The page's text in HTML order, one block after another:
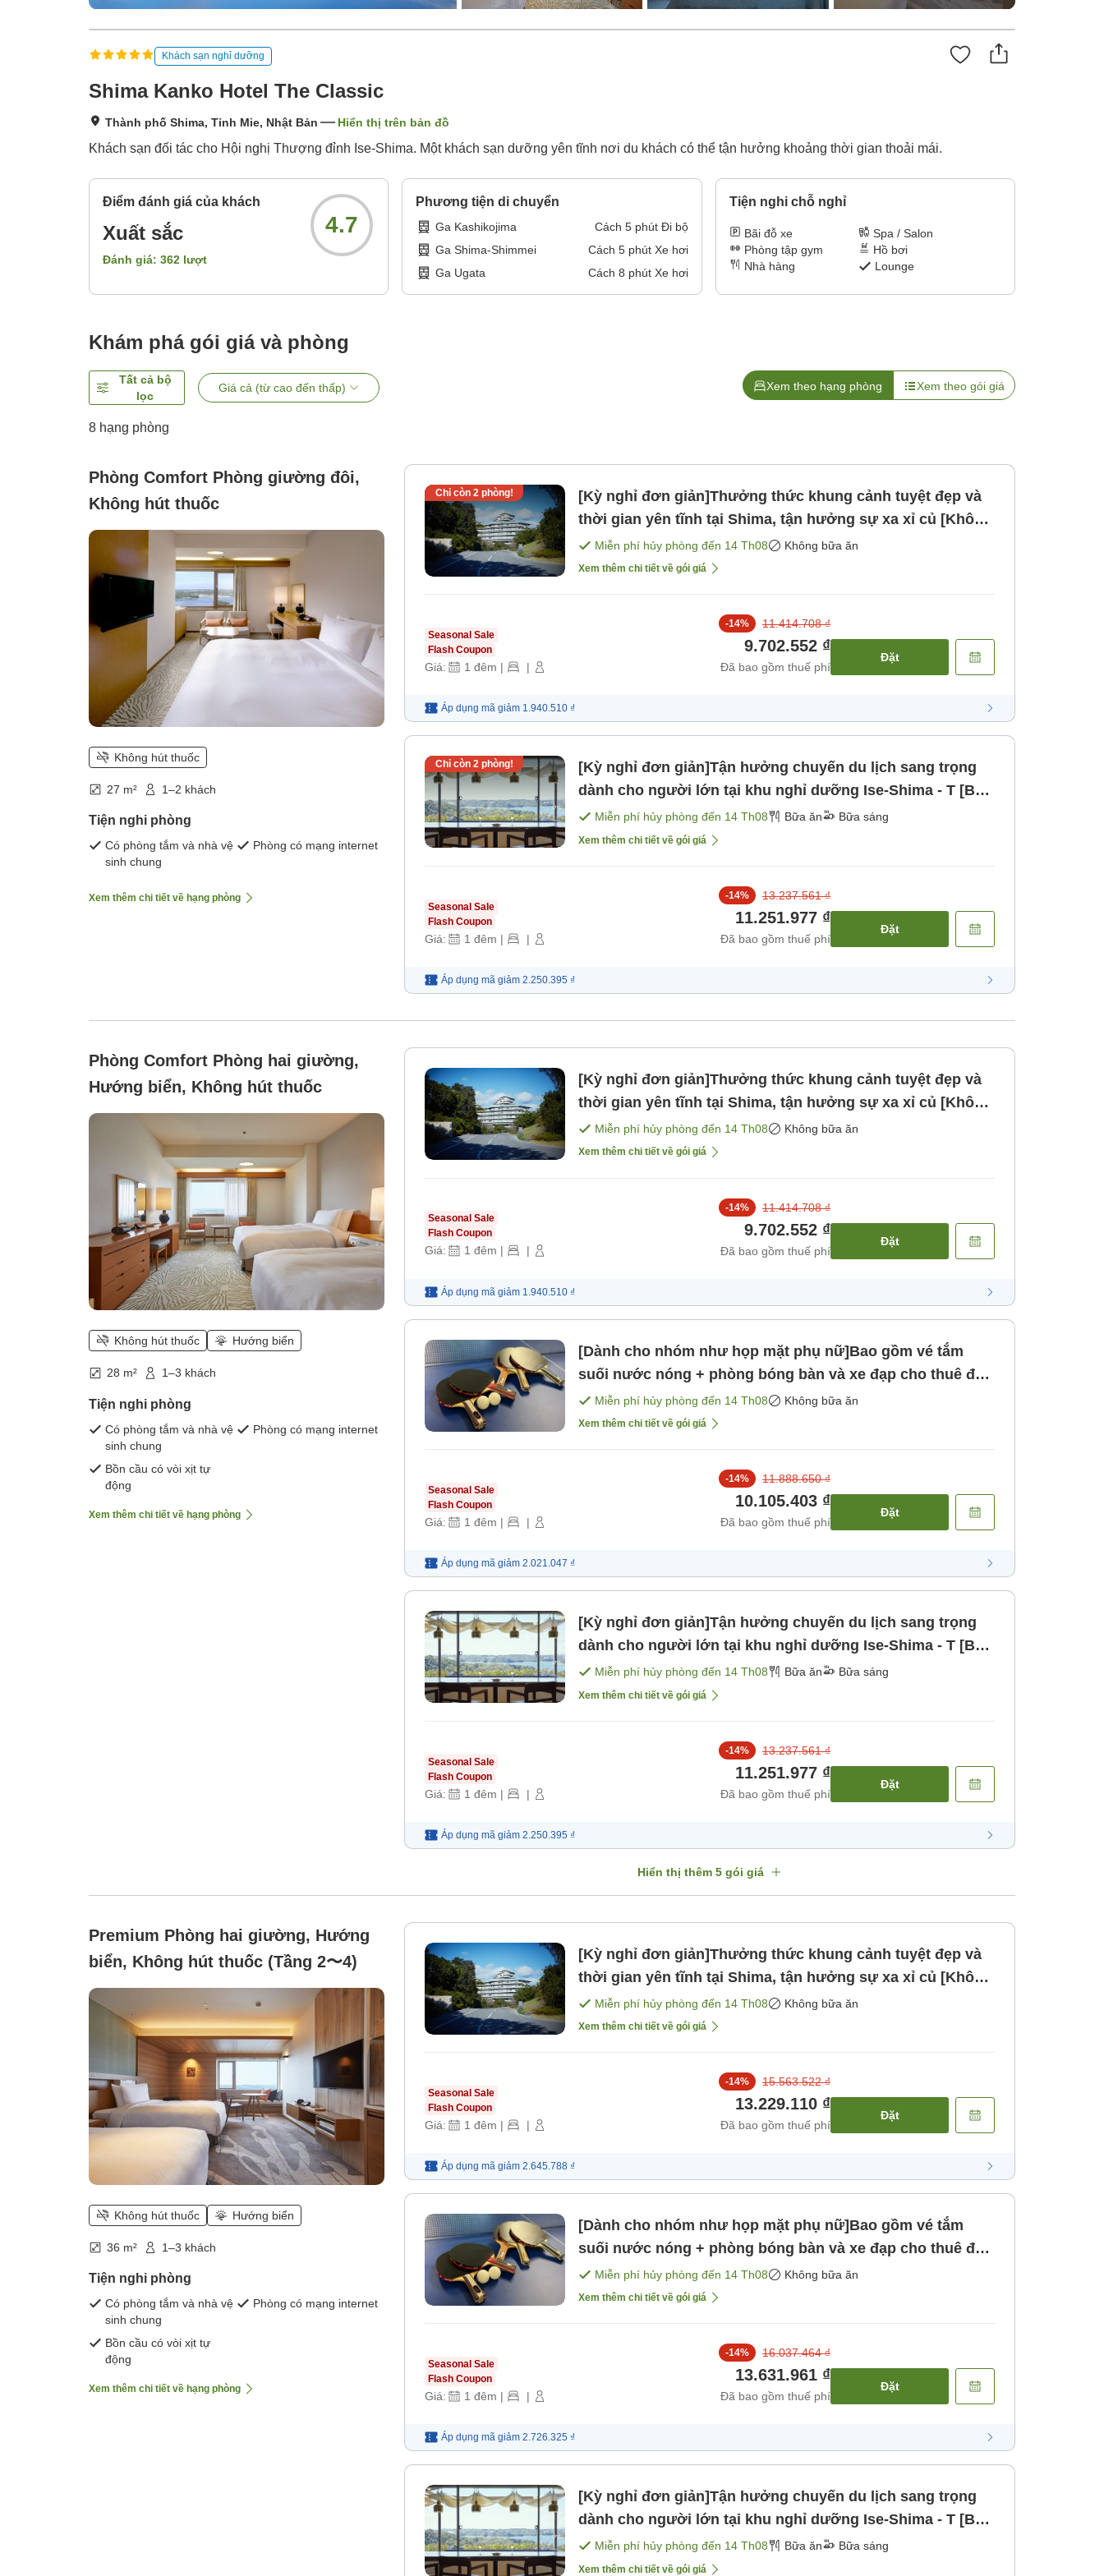
Khách sạn nghỉ dưỡng
Shima Kanko Hotel The Classic
Thành phố Shima, Tỉnh Mie, Nhật Bản Hiển thị trên bản đồ
Khách sạn đối tác cho Hội nghị Thượng đỉnh Ise-Shima. Một khách sạn dưỡng yên tĩnh nơi du khách có thể tận hưởng khoảng thời gian thoải mái.
Điểm đánh giá của khách
Xuất sắc
Đánh giá: 362 lượt
4.7
Phương tiện di chuyển
Ga Kashikojima Cách 5phút Đi bộ
Ga Shima-Shimmei
Cách 5phút Xe hơi
Ga Ugata
Cách 8 phút Xe hơi
Tiện nghi chỗ nghỉ
Bãi đỗ xe
Spa / Salon
Phòng tập gym
Hồ bơi
Nhà hàng
Lounge
Khám phá gói giá và phòng
Tất cả bộ
lọc
Giá cả (từ cao đến thấp) Xem theo hạng phòng Xem theo gói giá
8 hạng phòng
Phòng Comfort Phòng giường đôi,
Không hút thuốc
Không hút thuốc
27 m² 1–2 khách
Tiện nghi phòng
Có phòng tắm và nhà vệ
sinh chung
Phòng có mạng internet
Xem thêm chi tiết về hạng phòng
Chỉ còn 2phòng!
[Kỳ nghỉ đơn giản]Thưởng thức khung cảnh tuyệt đẹp và
thời gian yên tĩnh tại Shima, tận hưởng sự xa xỉ củ [Không
bao gồm bữa ăn]
Miễn phí hủy phòng đến 14 Th08 Không bữa ăn
Xem thêm chi tiết về gói giá
Seasonal Sale
Flash Coupon
Giá: 1 đêm | |
-14% 11.414.708 ₫
9.702.552 ₫
Đã bao gồm thuế phí
Đặt
Áp dụng mã giảm 1.940.510 ₫
Chỉ còn 2phòng!
[Kỳ nghỉ đơn giản]Tận hưởng chuyến du lịch sang trọng
dành cho người lớn tại khu nghỉ dưỡng Ise-Shima - T [Bữa
sáng]
Miễn phí hủy phòng đến 14 Th08 Bữa ăn Bữa sáng
Xem thêm chi tiết về gói giá
Seasonal Sale
Flash Coupon
Giá: 1 đêm | |
-14% 13.237.561 ₫
11.251.977 ₫
Đã bao gồm thuế phí
Đặt
Áp dụng mã giảm 2.250.395 ₫
Phòng Comfort Phòng hai giường,
Hướng biển, Không hút thuốc
Không hút thuốc Hướng biển
28 m² 1–3 khách
Tiện nghi phòng
Có phòng tắm và nhà vệ
sinh chung
Phòng có mạng internet
Bồn cầu có vòi xịt tự
động
Xem thêm chi tiết về hạng phòng
[Kỳ nghỉ đơn giản]Thưởng thức khung cảnh tuyệt đẹp và
thời gian yên tĩnh tại Shima, tận hưởng sự xa xỉ củ [Không
bao gồm bữa ăn]
Miễn phí hủy phòng đến 14 Th08 Không bữa ăn
Xem thêm chi tiết về gói giá
Seasonal Sale
Flash Coupon
Giá: 1 đêm | |
-14% 11.414.708 ₫
9.702.552 ₫
Đã bao gồm thuế phí
Đặt
Áp dụng mã giảm 1.940.510 ₫
[Dành cho nhóm như họp mặt phụ nữ]Bao gồm vé tắm
suối nước nóng + phòng bóng bàn và xe đạp cho thuê để
lư [Không bao gồm bữa ăn]
Miễn phí hủy phòng đến 14 Th08 Không bữa ăn
Xem thêm chi tiết về gói giá
Seasonal Sale
Flash Coupon
Giá: 1 đêm | |
-14% 11.888.650 ₫
10.105.403 ₫
Đã bao gồm thuế phí
Đặt
Áp dụng mã giảm 2.021.047 ₫
[Kỳ nghỉ đơn giản]Tận hưởng chuyến du lịch sang trọng
dành cho người lớn tại khu nghỉ dưỡng Ise-Shima - T [Bữa
sáng]
Miễn phí hủy phòng đến 14 Th08 Bữa ăn Bữa sáng
Xem thêm chi tiết về gói giá
Seasonal Sale
Flash Coupon
Giá: 1 đêm | |
-14% 13.237.561 ₫
11.251.977 ₫
Đã bao gồm thuế phí
Đặt
Áp dụng mã giảm 2.250.395 ₫
Hiển thị thêm 5 gói giá
Premium Phòng hai giường, Hướng
biển, Không hút thuốc (Tầng 2〜4)
Không hút thuốc Hướng biển
36 m² 1–3 khách
Tiện nghi phòng
Có phòng tắm và nhà vệ
sinh chung
Phòng có mạng internet
Bồn cầu có vòi xịt tự
động
Xem thêm chi tiết về hạng phòng
[Kỳ nghỉ đơn giản]Thưởng thức khung cảnh tuyệt đẹp và
thời gian yên tĩnh tại Shima, tận hưởng sự xa xỉ củ [Không
bao gồm bữa ăn]
Miễn phí hủy phòng đến 14 Th08 Không bữa ăn
Xem thêm chi tiết về gói giá
Seasonal Sale
Flash Coupon
Giá: 1 đêm | |
-14% 15.563.522 ₫
13.229.110 ₫
Đã bao gồm thuế phí
Đặt
Áp dụng mã giảm 2.645.788 ₫
[Dành cho nhóm như họp mặt phụ nữ]Bao gồm vé tắm
suối nước nóng + phòng bóng bàn và xe đạp cho thuê để
lư [Không bao gồm bữa ăn]
Miễn phí hủy phòng đến 14 Th08 Không bữa ăn
Xem thêm chi tiết về gói giá
Seasonal Sale
Flash Coupon
Giá: 1 đêm | |
-14% 16.037.464 ₫
13.631.961 ₫
Đã bao gồm thuế phí
Đặt
Áp dụng mã giảm 2.726.325 ₫
[Kỳ nghỉ đơn giản]Tận hưởng chuyến du lịch sang trọng
dành cho người lớn tại khu nghỉ dưỡng Ise-Shima - T [Bữa
sáng]
Miễn phí hủy phòng đến 14 Th08 Bữa ăn Bữa sáng
Xem thêm chi tiết về gói giá